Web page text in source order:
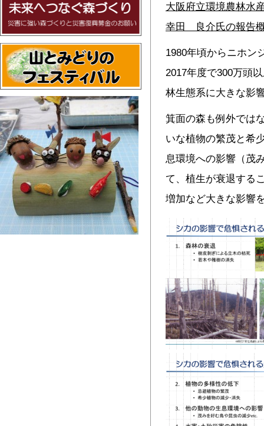
大阪府立環境農林
幸田 良介氏の報告
1980年頃からニホン
2017年度で300万頭
林生態系に大きな影
箕面の森も例外では
いな植物の繁茂と希
息環境への影響（茂
て、植生が衰退する
増加など大きな影響